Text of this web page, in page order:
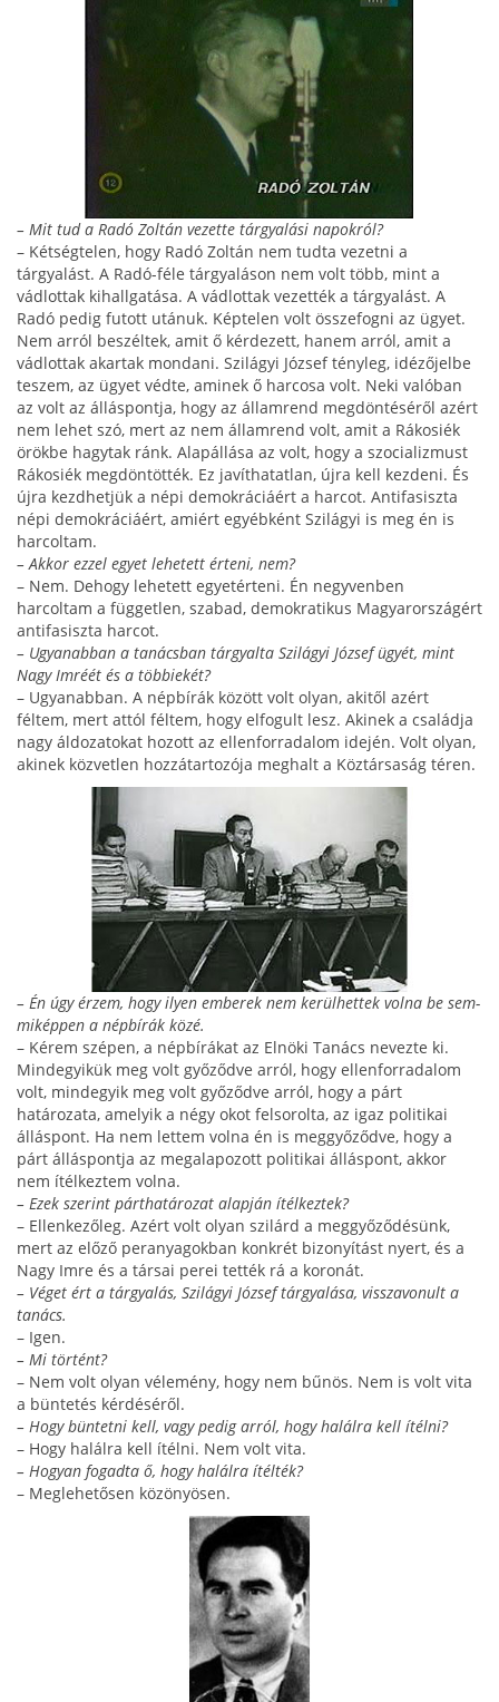
– Mit tud a Radó Zoltán vezette tárgyalási napokról?
– Kétségtelen, hogy Radó Zoltán nem tudta vezetni a
tárgyalást. A Radó-féle tárgyaláson nem volt több, mint a
vádlottak kihallgatása. A vádlottak vezették a tárgyalást. A
Radó pedig futott utánuk. Képtelen volt összefogni az ügyet.
Nem arról beszéltek, amit ő kér­dezett, hanem arról, amit a
vádlottak akartak monda­ni. Szilágyi József tényleg, idézőjelbe
teszem, az ügyet védte, aminek ő harcosa volt. Neki valóban
az volt az álláspontja, hogy az államrend megdöntéséről azért
nem lehet szó, mert az nem államrend volt, amit a Rákosiék
örökbe hagytak ránk. Alapállása az volt, hogy a szocializmust
Rákosiék megdöntötték. Ez ja­víthatatlan, újra kell kezdeni. És
újra kezdhetjük a népi demokráciáért a harcot. Antifasiszta
népi demokrá­ciáért, amiért egyébként Szilágyi is meg én is
har­coltam.
– Akkor ezzel egyet lehetett érteni, nem?
– Nem. Dehogy lehetett egyetérteni. Én negyvenben
harcoltam a független, szabad, demokratikus Ma­gyarországért
antifasiszta harcot.
– Ugyanabban a tanácsban tárgyalta Szilágyi József ügyét, mint
Nagy Imréét és a többiekét?
– Ugyanabban. A népbírák között volt olyan, akitől azért
féltem, mert attól féltem, hogy elfogult lesz. Akinek a családja
nagy áldozatokat hozott az ellenfor­radalom idején. Volt olyan,
akinek közvetlen hozzá­tartozója meghalt a Köztársaság téren.
– Én úgy érzem, hogy ilyen emberek nem kerülhettek volna be sem­
miképpen a népbírák közé.
– Kérem szépen, a népbírákat az Elnöki Tanács ne­vezte ki.
Mindegyikük meg volt győződve arról, hogy ellenforradalom
volt, mindegyik meg volt győződve arról, hogy a párt
határozata, amelyik a négy okot felsorolta, az igaz politikai
álláspont. Ha nem lettem volna én is meggyőződve, hogy a
párt álláspontja az megalapozott politikai álláspont, akkor
nem ítélkez­tem volna.
– Ezek szerint párthatározat alapján ítélkeztek?
– Ellenkezőleg. Azért volt olyan szilárd a meggyőződésünk,
mert az előző peranyagokban konkrét bi­zonyítást nyert, és a
Nagy Imre és a társai perei tették rá a koronát.
– Véget ért a tárgyalás, Szilágyi József tárgyalása, visszavonult a
tanács.
– Igen.
– Mi történt?
– Nem volt olyan vélemény, hogy nem bűnös. Nem is volt vita
a büntetés kérdéséről.
– Hogy büntetni kell, vagy pedig arról, hogy halálra kell ítélni?
– Hogy halálra kell ítélni. Nem volt vita.
– Hogyan fogadta ő, hogy halálra ítélték?
– Meglehetősen közönyösen.